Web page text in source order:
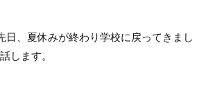
、夏休みが終わり学校に戻ってきまし
します。